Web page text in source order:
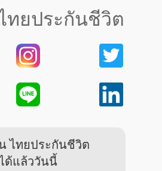
ทยประกันชีวิต
ไทยประกันชีวิต
ด้แล้ววันนี้